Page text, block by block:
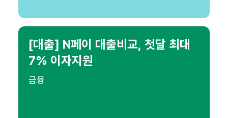
[대출] N페이 대출비교, 첫달 최대
7% 이자지원
금융